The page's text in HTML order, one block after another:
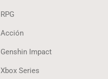
RPG
Acción
Genshin Impact
Xbox Series